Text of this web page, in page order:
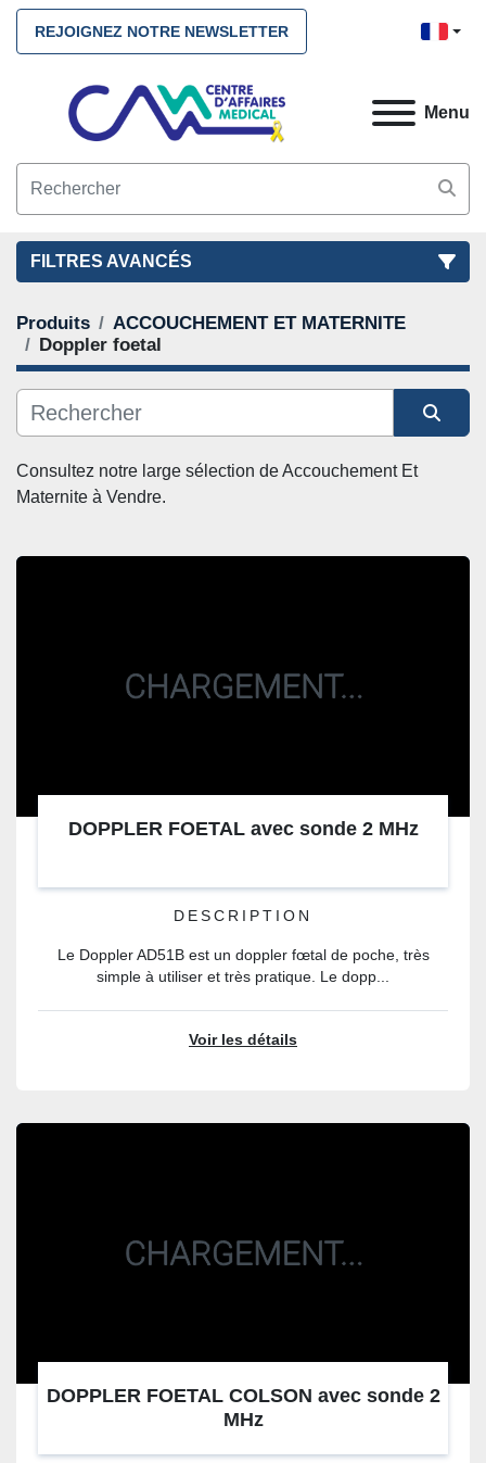
REJOIGNEZ NOTRE NEWSLETTER
Menu
FILTRES AVANCÉS
FILTRES (2) NETTOYEZ TOUS
Doppler foetal
CATÉGORIE
Produits
ACCOUCHEMENT ET MATERNITE
Doppler foetal
Trier par
Consultez notre large sélection de Accouchement Et
Maternite à Vendre.
DOPPLER FOETAL avec sonde 2 MHz
DESCRIPTION
Le Doppler AD51B est un doppler fœtal de poche, très
simple à utiliser et très pratique. Le dopp...
Voir les détails
DOPPLER FOETAL COLSON avec sonde 2
MHz